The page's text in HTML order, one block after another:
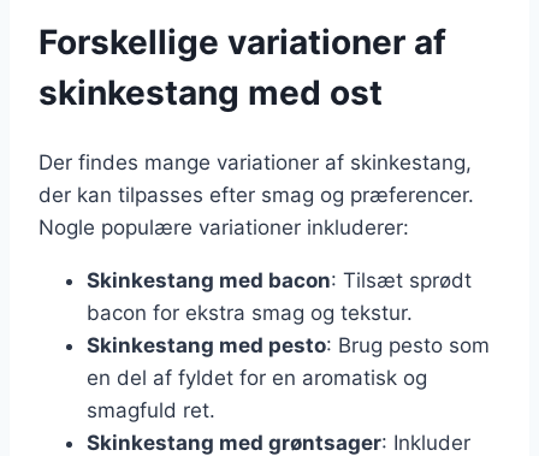
Forskellige variationer af
skinkestang med ost
Der findes mange variationer af skinkestang,
der kan tilpasses efter smag og præferencer.
Nogle populære variationer inkluderer:
Skinkestang med bacon: Tilsæt sprødt
bacon for ekstra smag og tekstur.
Skinkestang med pesto: Brug pesto som
en del af fyldet for en aromatisk og
smagfuld ret.
Skinkestang med grøntsager: Inkluder